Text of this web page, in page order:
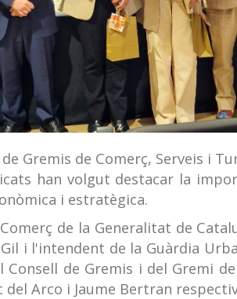
Gremis de Comerç, Serveis i
han volgut destacar la
i estratègica.
de la Generalitat de
i l'intendent de la Guàrdia
de Gremis i del Gremi
Arco i Jaume Bertran